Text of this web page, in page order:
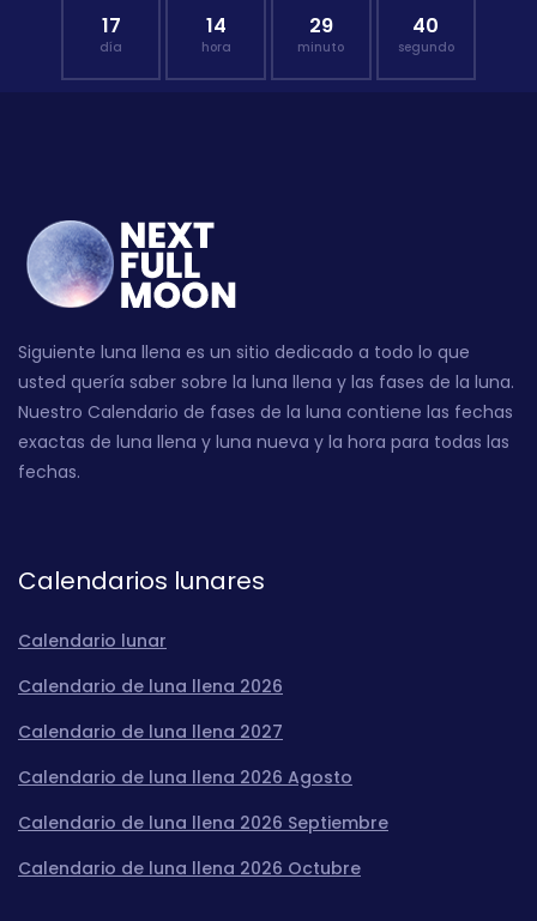
17
día
14
hora
29
minuto
39
segundo
Siguiente luna llena es un sitio dedicado a todo lo que
usted quería saber sobre la luna llena y las fases de la luna.
Nuestro Calendario de fases de la luna contiene las fechas
exactas de luna llena y luna nueva y la hora para todas las
fechas.
Calendarios lunares
Calendario lunar
Calendario de luna llena 2026
Calendario de luna llena 2027
Calendario de luna llena 2026 Agosto
Calendario de luna llena 2026 Septiembre
Calendario de luna llena 2026 Octubre